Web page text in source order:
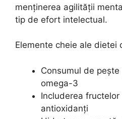
menținerea agilității
tip de efort intelectual.
Elemente cheie ale dietei
Consumul de
omega-3
Includerea
antioxidanți